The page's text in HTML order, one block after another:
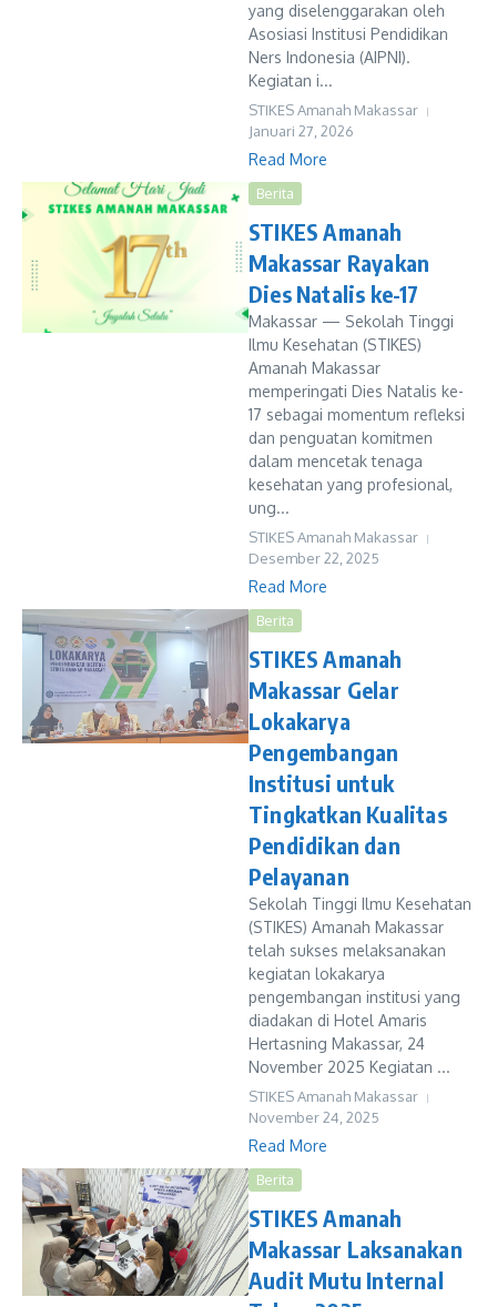
yang diselenggarakan oleh
Asosiasi Institusi Pendidikan
Ners Indonesia (AIPNI).
Kegiatan i...
STIKES Amanah Makassar
Januari 27, 2026
Read More
Berita
STIKES Amanah
Makassar Rayakan
Dies Natalis ke-17
Makassar — Sekolah Tinggi
Ilmu Kesehatan (STIKES)
Amanah Makassar
memperingati Dies Natalis ke-
17 sebagai momentum refleksi
dan penguatan komitmen
dalam mencetak tenaga
kesehatan yang profesional,
ung...
STIKES Amanah Makassar
Desember 22, 2025
Read More
Berita
STIKES Amanah
Makassar Gelar
Lokakarya
Pengembangan
Institusi untuk
Tingkatkan Kualitas
Pendidikan dan
Pelayanan
Sekolah Tinggi Ilmu Kesehatan
(STIKES) Amanah Makassar
telah sukses melaksanakan
kegiatan lokakarya
pengembangan institusi yang
diadakan di Hotel Amaris
Hertasning Makassar, 24
November 2025 Kegiatan ...
STIKES Amanah Makassar
November 24, 2025
Read More
Berita
STIKES Amanah
Makassar Laksanakan
Audit Mutu Internal